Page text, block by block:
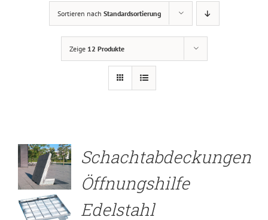
Sortieren nach Standardsortierung
Zeige 12 Produkte
Schachtabdeckungen
Öffnungshilfe
Edelstahl